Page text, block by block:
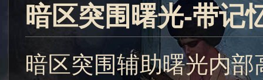
暗区突围曙光-带记
暗区突围辅助曙光内